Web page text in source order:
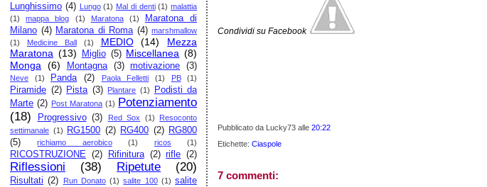
Lunghissimo (4) Lungo (1) Mal di denti (1) malattia
(1)
mappa blog (1) Maratona (1)
Maratona di
Milano (4) Maratona di Roma (4) marshmallow
(1)
Medicine Ball (1) MEDIO (14)
Mezza
Maratona (13) Miglio (5) Miscellanea (8)
Monga
(6) Montagna (3) motivazione (3)
Neve (1) Panda (2) Paola Felletti (1) PB (1)
Piramide (2) Pista (3) Plantare (1)
Podisti da
Marte (2) Post Maratona (1) Potenziamento
(18)
Progressivo (3) Red Sox (1)
Resoconto
settimanale (1) RG1500 (2) RG400 (2) RG800
(5)
richiamo aerobico (1) ricos (1)
RICOSTRUZIONE (2) Rifinitura (2) rifle (2)
Riflessioni (38) Ripetute (20)
Risultati (2) Run Donato (1) salite 100 (1) salite
Condividi su Facebook
Pubblicato da Lucky73alle20:22
Etichette:Ciaspole
7 commenti: